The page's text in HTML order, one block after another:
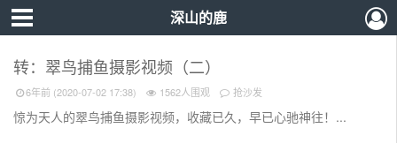
深山的鹿
转：翠鸟捕鱼摄影视频（二）
6年前 (2020-07-02 17:38) 1562人围观 抢沙发
惊为天人的翠鸟捕鱼摄影视频，收藏已久，早已心驰神往！...